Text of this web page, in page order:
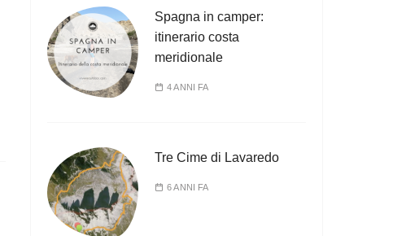
Spagna in camper:
itinerario costa
meridionale
4 ANNI FA
Tre Cime di Lavaredo
6 ANNI FA